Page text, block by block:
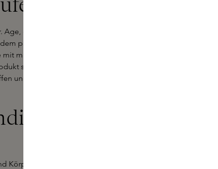
einer Marke, die Wissenschaft
plastischen Chirurgen Nikolaos
minimalem Aufwand eine
spiegelt sich das medizinische
und nachgewiesenen
Körper, die auf den neuesten